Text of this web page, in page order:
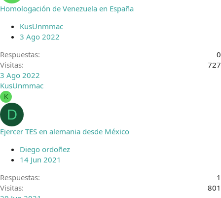
Homologación de Venezuela en España
KusUnmmac
3 Ago 2022
Respuestas
0
Visitas
727
3 Ago 2022
KusUnmmac
K
D
Ejercer TES en alemania desde México
Diego ordoñez
14 Jun 2021
Respuestas
1
Visitas
801